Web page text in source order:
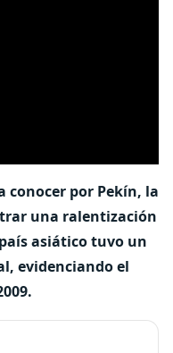
conocer por Pekín, la
una ralentización
asiático tuvo un
evidenciando el